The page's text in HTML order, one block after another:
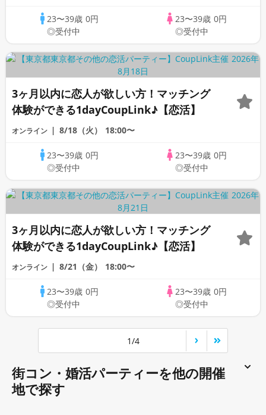
23〜39歳0円
◎受付中
23〜39歳 0円
◎受付中
3ヶ月以内に恋人が欲しい方！マッチング
体験ができる1dayCoupLink♪【恋活】
オンライン 8/18（火） 18:00〜
23〜39歳0円
◎受付中
23〜39歳 0円
◎受付中
3ヶ月以内に恋人が欲しい方！マッチング
体験ができる1dayCoupLink♪【恋活】
オンライン 8/21（金） 18:00〜
23〜39歳0円
◎受付中
23〜39歳 0円
◎受付中
1/4
街コン・婚活パーティーを他の開催
地で探す